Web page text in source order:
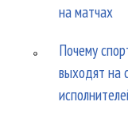
на матчах
Почему
выходят на